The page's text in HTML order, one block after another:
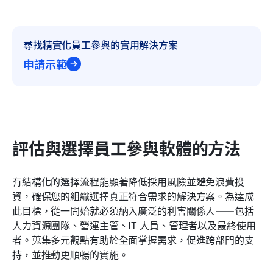
尋找精實化員工參與的實用解決方案
申請示範
評估與選擇員工參與軟體的方法
有結構化的選擇流程能顯著降低採用風險並避免浪費投
資，確保您的組織選擇真正符合需求的解決方案。為達成
此目標，從一開始就必須納入廣泛的利害關係人——包括
人力資源團隊、營運主管、IT 人員、管理者以及最終使用
者。蒐集多元觀點有助於全面掌握需求，促進跨部門的支
持，並推動更順暢的實施。